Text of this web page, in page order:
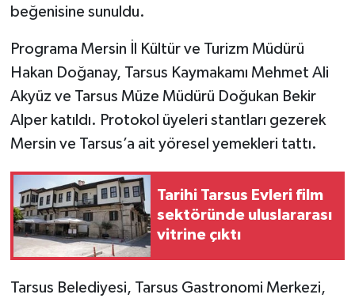
beğenisine sunuldu.
Programa Mersin İl Kültür ve Turizm Müdürü
Hakan Doğanay, Tarsus Kaymakamı Mehmet Ali
Akyüz ve Tarsus Müze Müdürü Doğukan Bekir
Alper katıldı. Protokol üyeleri stantları gezerek
Mersin ve Tarsus’a ait yöresel yemekleri tattı.
Tarihi Tarsus Evleri film
sektöründe uluslararası
vitrine çıktı
Tarsus Belediyesi, Tarsus Gastronomi Merkezi,